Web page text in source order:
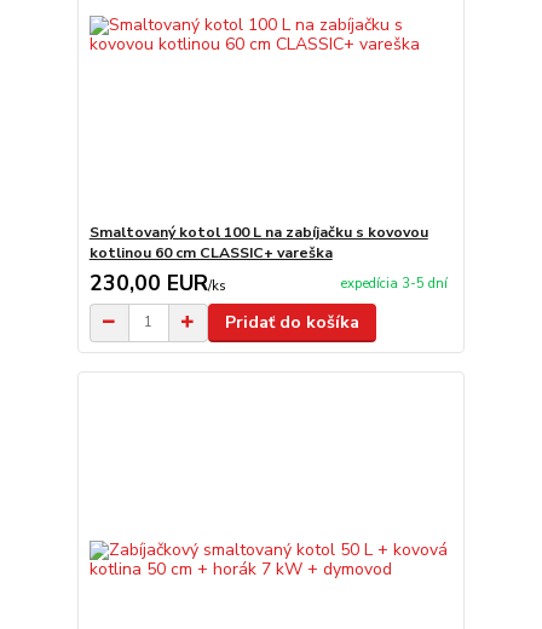
Smaltovaný kotol 100 L na zabíjačku s kovovou
kotlinou 60 cm CLASSIC+ vareška
230,00 EUR/ks expedícia 3-5 dní
Pridať do košíka